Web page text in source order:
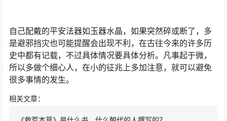
自己配戴的平安法器如玉器水晶，如果突然碎或断了，多
是避邪挡灾也可能提醒会出现不利，在古往今来的许多历
史中都有记载，不过具体情况要具体分析。凡事起于微，
所以多做个细心人，在小的征兆上多加注意，就可以避免
很多事情的发生。
相关文章：